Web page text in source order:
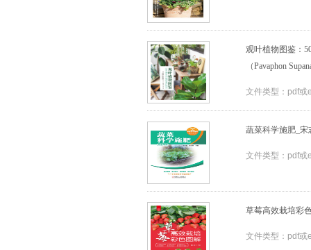
观叶植物图鉴：
（Pavaphon
文件类型：pdf
蔬菜科学施肥_宋
文件类型：pdf
草莓高效栽培彩
文件类型：pdf